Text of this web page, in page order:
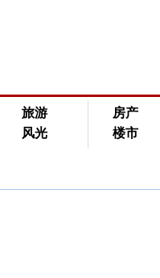
旅游
风光
房产
楼市